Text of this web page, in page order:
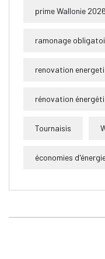
prime Wallonie 2026
ramonage
renovation
rénovation
Tournaisis
économies